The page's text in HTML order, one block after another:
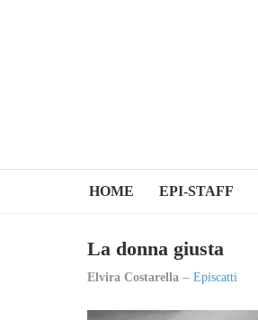
HOME EPI-STAFF
La donna giusta
Elvira Costarella Episcatti